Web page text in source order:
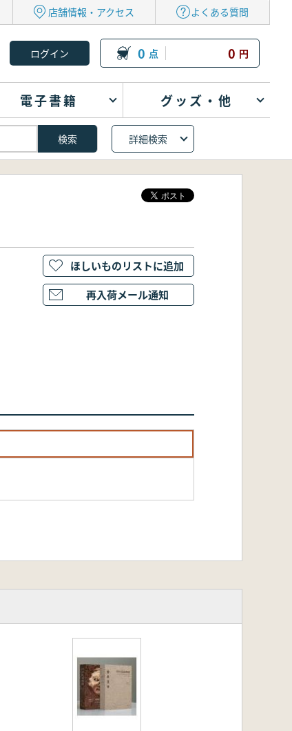
店舗情報・アクセス よくある質問
0 点 0 円
電子書籍 グッズ・他
詳細検索
ほしいものリストに追加
再入荷メール通知